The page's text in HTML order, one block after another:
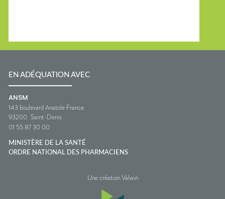
EN ADÉQUATION AVEC
ANSM
143 boulevard Anatole France
93200 Saint-Denis
01 55 87 30 00
MINISTÈRE DE LA SANTÉ
ORDRE NATIONAL DES PHARMACIENS
Une création Valwin